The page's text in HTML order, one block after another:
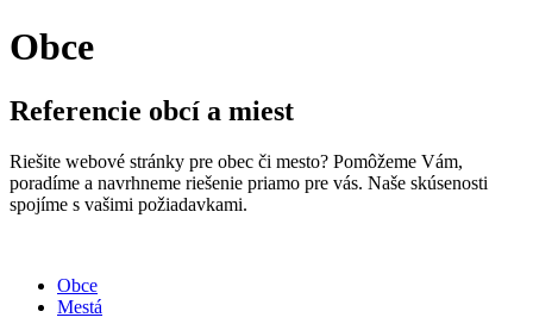
Obce
Referencie obcí a miest
Riešite webové stránky pre obec či mesto? Pomôžeme Vám,
poradíme a navrhneme riešenie priamo pre vás. Naše skúsenosti
spojíme s vašimi požiadavkami.
Obce
Mestá